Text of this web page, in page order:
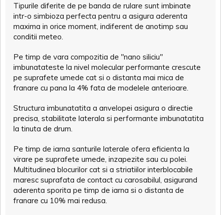
Tipurile diferite de pe banda de rulare sunt imbinate
intr-o simbioza perfecta pentru a asigura aderenta
maxima in orice moment, indiferent de anotimp sau
conditii meteo.
Pe timp de vara compozitia de "nano siliciu"
imbunatateste la nivel molecular performante crescute
pe suprafete umede cat si o distanta mai mica de
franare cu pana la 4% fata de modelele anterioare.
Structura imbunatatita a anvelopei asigura o directie
precisa, stabilitate laterala si performante imbunatatita
la tinuta de drum.
Pe timp de iarna santurile laterale ofera eficienta la
virare pe suprafete umede, inzapezite sau cu polei.
Multitudinea blocurilor cat si a striatiilor interblocabile
maresc suprafata de contact cu carosabilul, asigurand
aderenta sporita pe timp de iarna si o distanta de
franare cu 10% mai redusa.